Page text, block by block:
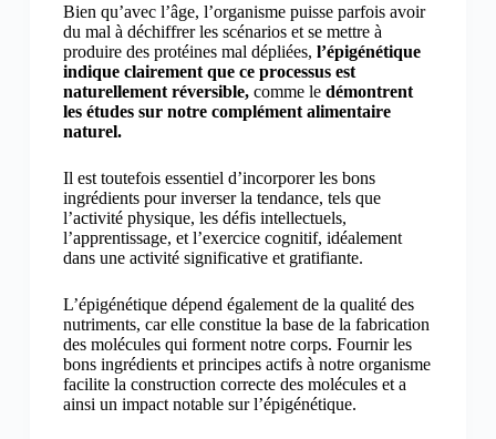
Bien qu’avec l’âge, l’organisme puisse parfois avoir
du mal à déchiffrer les scénarios et se mettre à
produire des protéines mal dépliées, l’épigénétique
indique clairement que ce processus est
naturellement réversible,comme le démontrent
les études sur notre complément alimentaire
naturel.
Il est toutefois essentiel d’incorporer les bons
ingrédients pour inverser la tendance, tels que
l’activité physique, les défis intellectuels,
l’apprentissage, et l’exercice cognitif, idéalement
dans une activité significative et gratifiante.
L’épigénétique dépend également de la qualité des
nutriments, car elle constitue la base de la fabrication
des molécules qui forment notre corps. Fournir les
bons ingrédients et principes actifs à notre organisme
facilite la construction correcte des molécules et a
ainsi un impact notable sur l’épigénétique.